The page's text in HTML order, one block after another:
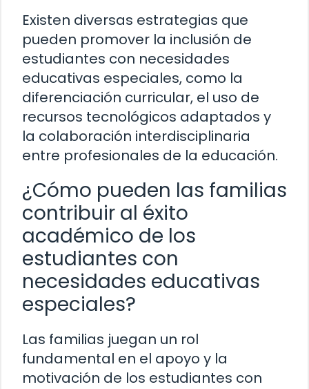
Existen diversas estrategias que
pueden promover la inclusión de
estudiantes con necesidades
educativas especiales, como la
diferenciación curricular, el uso de
recursos tecnológicos adaptados y
la colaboración interdisciplinaria
entre profesionales de la educación.
¿Cómo pueden las familias
contribuir al éxito
académico de los
estudiantes con
necesidades educativas
especiales?
Las familias juegan un rol
fundamental en el apoyo y la
motivación de los estudiantes con